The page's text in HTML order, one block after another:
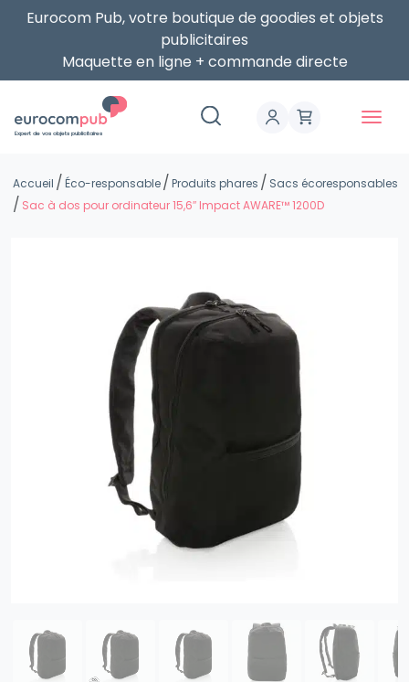
Eurocom Pub, votre boutique de goodies et objets
publicitaires
Maquette en ligne + commande directe
Expert de vos objets publicitaires
Accueil Éco-responsable Produits phares
Sacs écoresponsables
Sac à dos pour ordinateur 15,6″ Impact AWARE™ 1200D